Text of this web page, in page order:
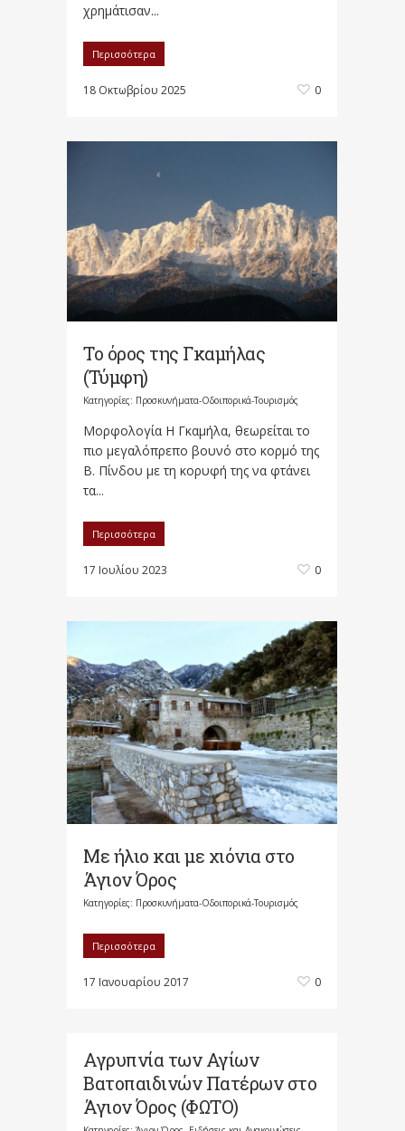
χρημάτισαν...
Περισσότερα
18 Οκτωβρίου 2025 0
Το όρος της Γκαμήλας
(Τύμφη)
Κατηγορίες: Προσκυνήματα-Οδοιπορικά-Τουρισμός
Μορφολογία Η Γκαμήλα, θεωρείται το
πιο μεγαλόπρεπο βουνό στο κορμό της
Β. Πίνδου με τη κορυφή της να φτάνει
τα...
Περισσότερα
17 Ιουλίου 2023 0
Με ήλιο και με χιόνια στο
Άγιον Όρος
Κατηγορίες: Προσκυνήματα-Οδοιπορικά-Τουρισμός
Περισσότερα
17 Ιανουαρίου 2017 0
Αγρυπνία των Αγίων
Βατοπαιδινών Πατέρων στο
Άγιον Όρος (ΦΩΤΟ)